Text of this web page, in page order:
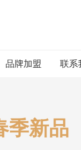
品牌加盟 联系
季新品